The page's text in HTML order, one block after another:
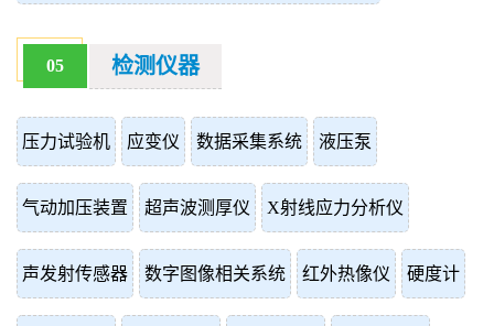
05 检测仪器
压力试验机 应变仪 数据采集系统 液压泵
气动加压装置 超声波测厚仪 X射线应力分析仪
声发射传感器 数字图像相关系统 红外热像仪 硬度计